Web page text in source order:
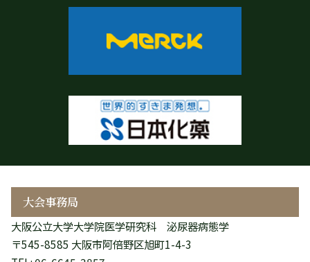
大会事務局
大阪公立大学大学院医学研究科 泌尿器病態学
〒545-8585 大阪市阿倍野区旭町1-4-3